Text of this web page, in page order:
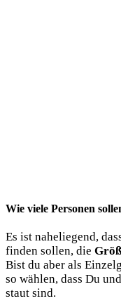
Wie viele Personen
Es ist nahe­lie­gend,
fin­den sol­len, die
Bist du aber als
so wäh­len, dass Du
staut sind.